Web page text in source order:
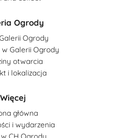
Ogrody
Ogrody
Galerii Ogrody
otwarcia
i lokalizacja
Więcej
główna
i wydarzenia